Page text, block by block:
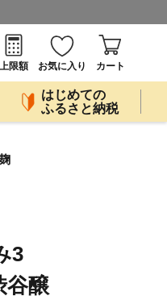
上限額
お気に入り カート
はじめての
ふるさと納税
3
谷醸